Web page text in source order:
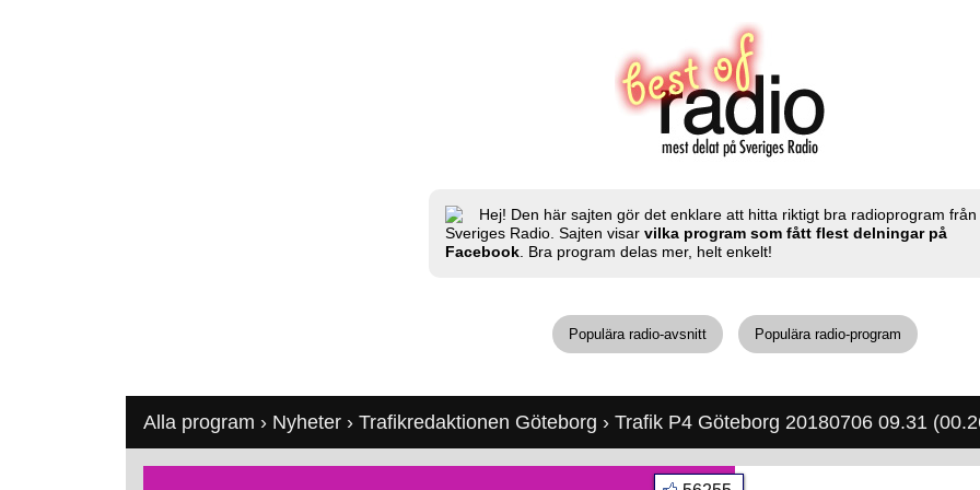
Hej! Den här sajten gör det enklare att hitta riktigt bra radioprogram från
Sveriges Radio. Sajten visar vilka program som fått flest delningar på
Facebook . Bra program delas mer, helt enkelt!
Populära radio-avsnitt Populära radio-program
Alla program › Nyheter › Trafikredaktionen Göteborg › Trafik P4 Göteborg 20180706 09.31